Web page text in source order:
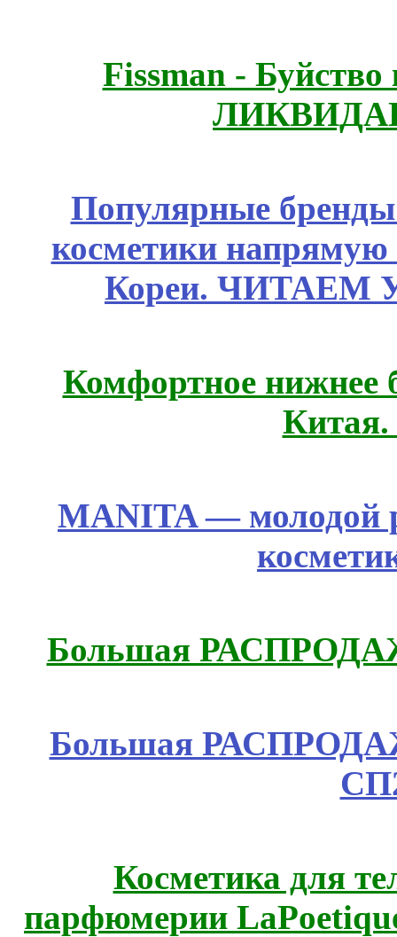
Fissmаn -
Популярные
косметики
Кореи. ЧИТАЕМ
Комфортное нижнее
MANITA — молодой
Большая
Большая
Косметика для
парфюмерии